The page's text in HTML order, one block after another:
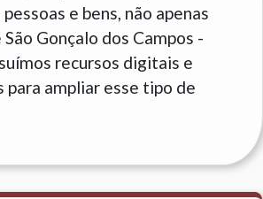
e bens, não apenas
Gonçalo dos Campos -
recursos digitais e
para ampliar esse tipo de